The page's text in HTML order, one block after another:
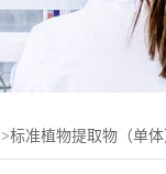
>标准植物提取物（单体